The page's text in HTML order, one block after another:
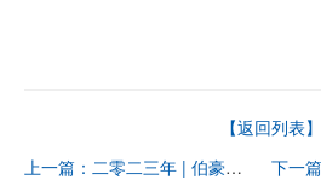
【返回列表】
上一篇：二零二三年 | 伯豪生物促销合集〔15〕